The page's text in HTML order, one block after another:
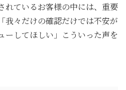
れているお客様の中には、重要
我々だけの確認だけでは不安が
ーしてほしい」こういった声を